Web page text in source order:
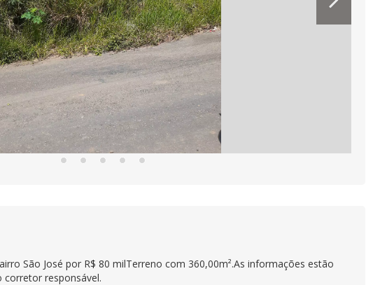
São José por R$ 80 milTerreno com 360,00m².As informações estão
corretor responsável.